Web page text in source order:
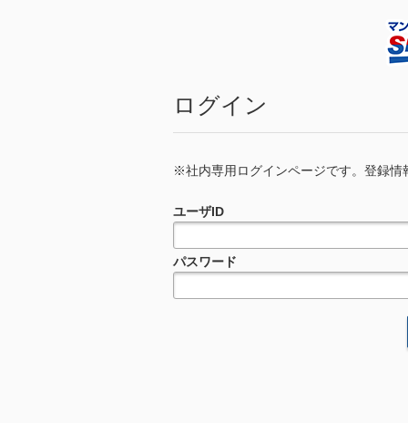
ログイン
※社内専用ログインページです。登録
ユーザID
パスワード